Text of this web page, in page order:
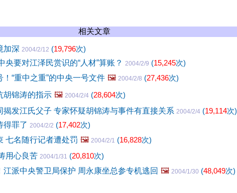
相关文章
加深 2004/2/12 (19,796次)
央要对江泽民赏识的“人材”算账？ 2004/2/9 (15,245次)
“重中之重”的中央一号文件 🖼️ 2004/2/8 (27,436次)
胡锦涛的指示 🖼️ 2004/2/4 (28,604次)
揭发江氏父子 专家怀疑胡锦涛与事件有直接关系 2004/2/4 (19,114次)
得罪了 2004/2/2 (17,402次)
七名随行记者遭处罚 🖼️ 2004/2/1 (16,828次)
用心良苦 2004/1/31 (20,810次)
江派中央警卫局保护 周永康坐总参专机逃回 🖼️ 2004/1/30 (48,049次)